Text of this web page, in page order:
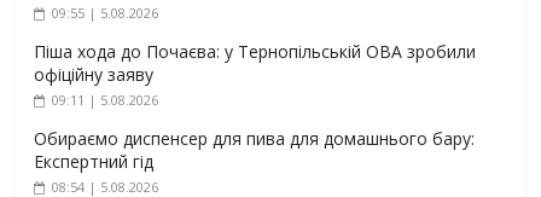
09:55 | 5.08.2026
Піша хода до Почаєва: у Тернопільській ОВА зробили
офіційну заяву
09:11 | 5.08.2026
Обираємо диспенсер для пива для домашнього бару:
Експертний гід
08:54 | 5.08.2026